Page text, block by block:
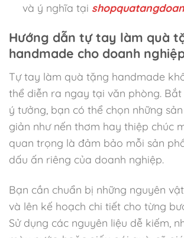
và ý nghĩa tại
Hướng dẫn tự tay làm quà
handmade cho doanh
Tự tay làm quà tặng handmade
thể diễn ra ngay tại văn phòng.
ý tưởng, bạn có thể chọn những
giản như nến thơm hay thiệp chúc
quan trọng là đảm bảo mỗi sản
dấu ấn riêng của doanh nghiệp.
Bạn cần chuẩn bị những nguyên
và lên kế hoạch chi tiết cho từng
Sử dụng các nguyên liệu dễ kiếm,